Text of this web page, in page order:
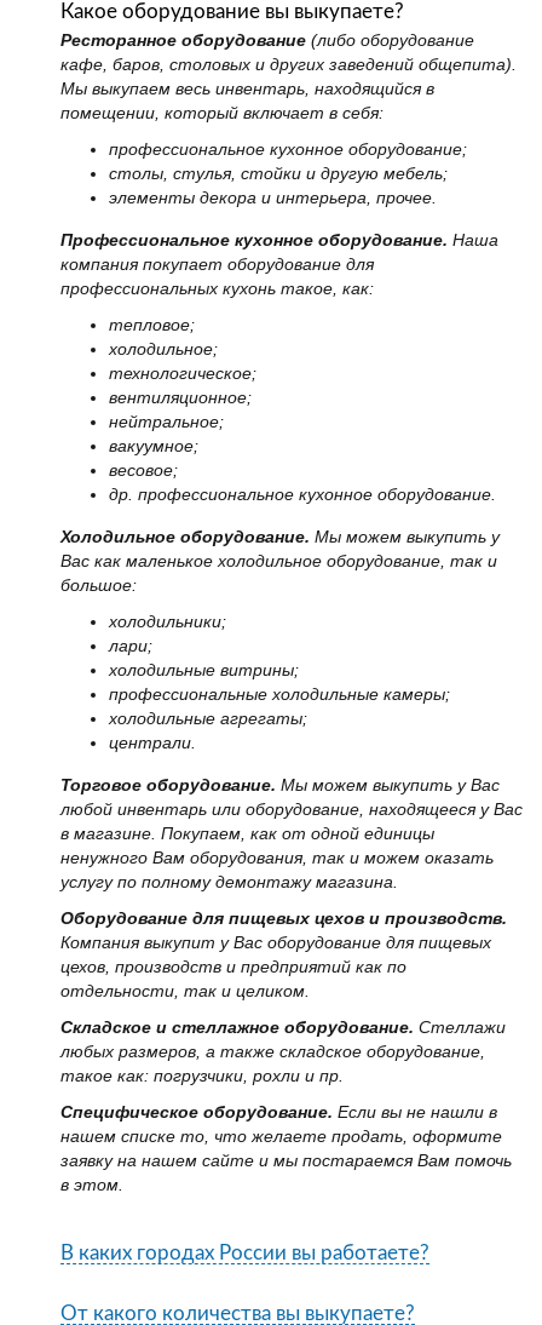
Какое оборудование вы выкупаете?
Ресторанное оборудование (либо оборудование
кафе, баров, столовых и других заведений общепита).
Мы выкупаем весь инвентарь, находящийся в
помещении, который включает в себя:
профессиональное кухонное оборудование;
столы, стулья, стойки и другую мебель;
элементы декора и интерьера, прочее.
Профессиональное кухонное оборудование. Наша
компания покупает оборудование для
профессиональных кухонь такое, как:
тепловое;
холодильное;
технологическое;
вентиляционное;
нейтральное;
вакуумное;
весовое;
др. профессиональное кухонное оборудование.
Холодильное оборудование. Мы можем выкупить у
Вас как маленькое холодильное оборудование, так и
большое:
холодильники;
лари;
холодильные витрины;
профессиональные холодильные камеры;
холодильные агрегаты;
централи.
Торговое оборудование. Мы можем выкупить у Вас
любой инвентарь или оборудование, находящееся у Вас
в магазине. Покупаем, как от одной единицы
ненужного Вам оборудования, так и можем оказать
услугу по полному демонтажу магазина.
Оборудование для пищевых цехов и производств.
Компания выкупит у Вас оборудование для пищевых
цехов, производств и предприятий как по
отдельности, так и целиком.
Складское и стеллажное оборудование. Стеллажи
любых размеров, а также складское оборудование,
такое как: погрузчики, рохли и пр.
Специфическое оборудование. Если вы не нашли в
нашем списке то, что желаете продать, оформите
заявку на нашем сайте и мы постараемся Вам помочь
в этом.
В каких городах России вы работаете?
От какого количества вы выкупаете?